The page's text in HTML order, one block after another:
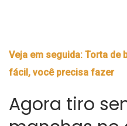
Veja em seguida: Torta de
fácil, você precisa fazer
Agora tiro